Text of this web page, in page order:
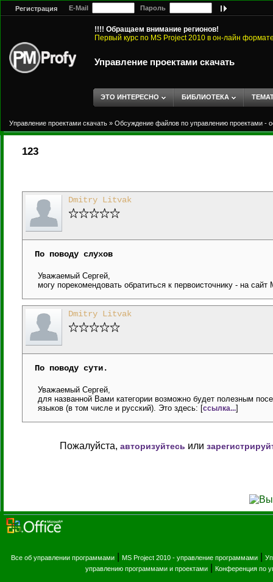
Регистрация E-Mail Пароль
!!!! Обращаем внимание регионов!
Первый курс по MS Project 2010 в он-лайн
Управление проектами скачать
ЭТО ИНТЕРЕСНО БИБЛИОТЕКА
Управление проектами скачать » Обсуждение файлов по управлению проектами -
123
Dmitry Litvak
По поводу слухов
Уважаемый Сергей,
могу порекомендовать обратиться к первоисточнику - на
Dmitry Litvak
По поводу сути.
Уважаемый Сергей,
для названной Вами категории возможно будет полезным
языков (в том числе и русский). Это здесь: [ссылка...]
Пожалуйста, авторизуйтесь или
Все об управлении программами MS Project 2010 - управление программами
управлению программами и проектами| Конференция по